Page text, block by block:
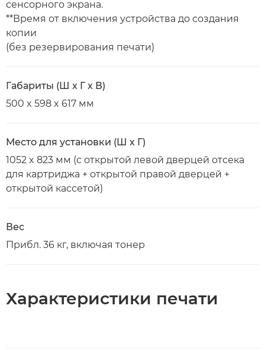
сенсорного экрана.
**Время от включения устройства до создания
копии
(без резервирования печати)
Габариты (Ш x Г x В)
500 x 598 x 617 мм
Место для установки (Ш x Г)
1052 x 823 мм (с открытой левой дверцей отсека
для картриджа + открытой правой дверцей +
открытой кассетой)
Вес
Прибл. 36 кг, включая тонер
Характеристики печати